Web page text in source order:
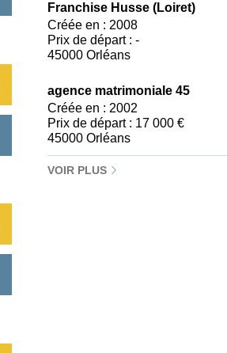
Franchise Husse (Loiret)
Créée en : 2008
Prix de départ : -
45000 Orléans
agence matrimoniale 45
Créée en : 2002
Prix de départ : 17 000 €
45000 Orléans
VOIR PLUS